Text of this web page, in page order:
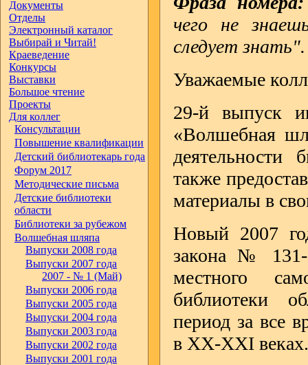
Документы
Отделы
Электронный каталог
Выбирай и Читай!
Краеведение
Конкурсы
Выставки
Большое чтение
Проекты
Для коллег
Консультации
Повышение квалификации
Детский библиотекарь года
Форум 2017
Методические письма
Детские библиотеки
области
Библиотеки за рубежом
Волшебная шляпа
Выпуски 2008 года
Выпуски 2007 года
2007 - № 1 (Май)
Выпуски 2006 года
Выпуски 2005 года
Выпуски 2004 года
Выпуски 2003 года
Выпуски 2002 года
Выпуски 2001 года
чего не
следует
Уважаемые
29-й выпуск
«Волшебная
деятельности
также
материалы в
Новый 2007
закона №
местного
библиотеки
период за все
в XX-XXI веках.